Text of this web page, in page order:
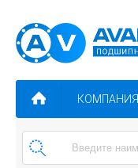
КОМПАНИЯ